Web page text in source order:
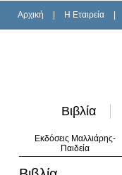
Αρχική H Εταιρεία
Βιβλία
Εκδόσεις Μαλλιάρης-
Παιδεία